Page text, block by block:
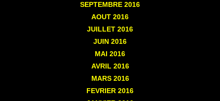
SEPTEMBRE 2016
AOUT 2016
JUILLET 2016
JUIN 2016
MAI 2016
AVRIL2016
MARS2016
FEVRIER 2016